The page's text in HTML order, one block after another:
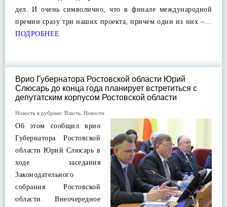
дел. И очень символично, что в финале международной
премии сразу три наших проекта, причем один из них –…
ПОДРОБНЕЕ
Врио Губернатора Ростовской области Юрий
Слюсарь до конца года планирует встретиться с
депутатским корпусом Ростовской области
Новость в рубрике: Власть Новости
Об этом сообщил врио
Губернатора Ростовской
области Юрий Слюсарь в
ходе заседания
Законодательного
собрания Ростовской
области. Внеочередное